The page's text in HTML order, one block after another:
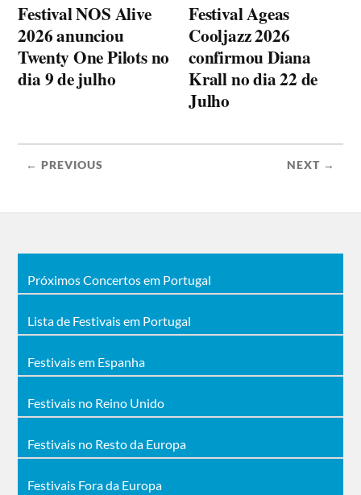
Festival NOS Alive
2026 anunciou
Twenty One Pilots no
dia 9 de julho
Festival Ageas
Cooljazz 2026
confirmou Diana
Krall no dia 22 de
Julho
← PREVIOUS NEXT →
Próximos Concertos em Portugal
Lista de Festivais em Portugal
Festivais em Espanha
Festivais no Reino Unido
Festivais no Resto da Europa
Festivais Fora da Europa